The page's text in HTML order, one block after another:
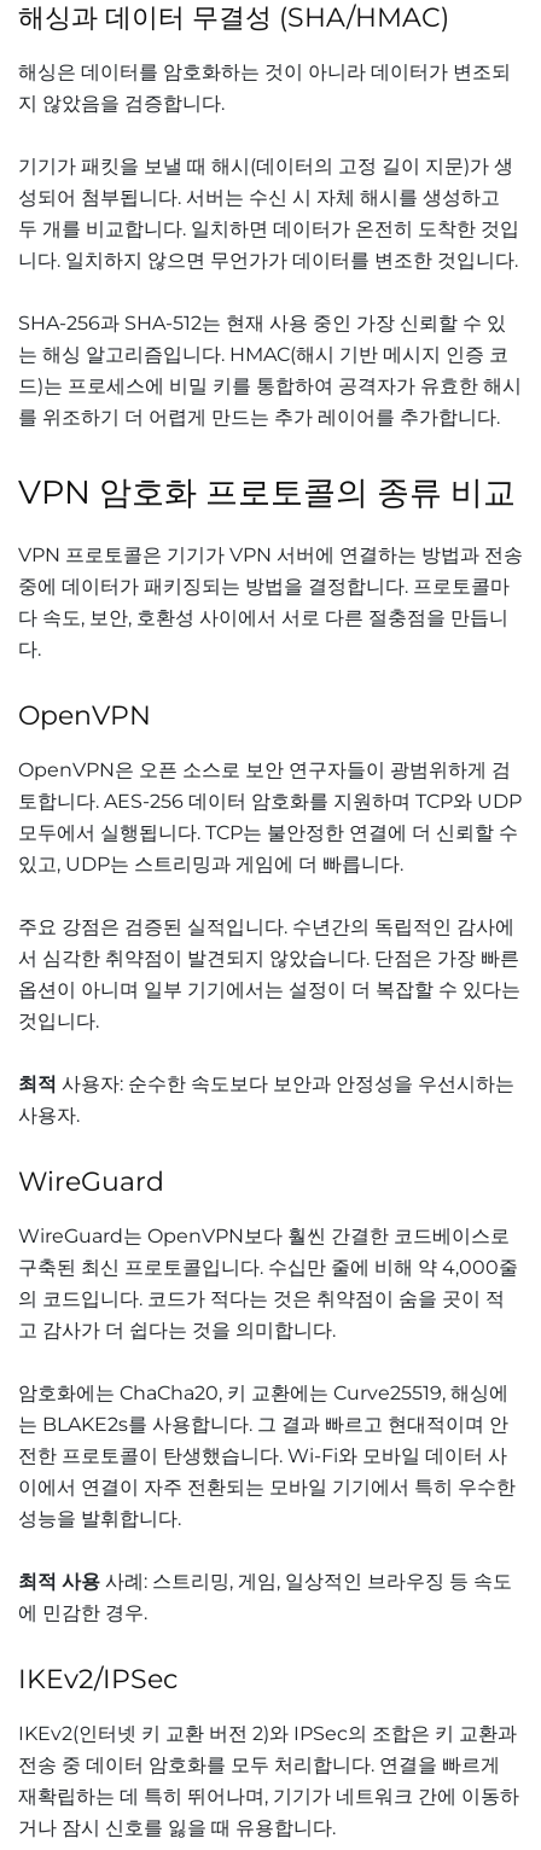
해싱과 데이터 무결성 (SHA/HMAC)
해싱은 데이터를 암호화하는 것이 아니라 데이터가 변조되
지 않았음을 검증합니다.
기기가 패킷을 보낼 때 해시(데이터의 고정 길이 지문)가 생
성되어 첨부됩니다. 서버는 수신 시 자체 해시를 생성하고
두 개를 비교합니다. 일치하면 데이터가 온전히 도착한 것입
니다. 일치하지 않으면 무언가가 데이터를 변조한 것입니다.
SHA-256과 SHA-512는 현재 사용 중인 가장 신뢰할 수 있
는 해싱 알고리즘입니다. HMAC(해시 기반 메시지 인증 코
드)는 프로세스에 비밀 키를 통합하여 공격자가 유효한 해시
를 위조하기 더 어렵게 만드는 추가 레이어를 추가합니다.
VPN 암호화 프로토콜의 종류 비교
VPN 프로토콜은 기기가 VPN 서버에 연결하는 방법과 전송
중에 데이터가 패키징되는 방법을 결정합니다. 프로토콜마
다 속도, 보안, 호환성 사이에서 서로 다른 절충점을 만듭니
다.
OpenVPN
OpenVPN은 오픈 소스로 보안 연구자들이 광범위하게 검
토합니다. AES-256 데이터 암호화를 지원하며 TCP와 UDP
모두에서 실행됩니다. TCP는 불안정한 연결에 더 신뢰할 수
있고, UDP는 스트리밍과 게임에 더 빠릅니다.
주요 강점은 검증된 실적입니다. 수년간의 독립적인 감사에
서 심각한 취약점이 발견되지 않았습니다. 단점은 가장 빠른
옵션이 아니며 일부 기기에서는 설정이 더 복잡할 수 있다는
것입니다.
최적 사용자: 순수한 속도보다 보안과 안정성을 우선시하는
사용자.
WireGuard
WireGuard는 OpenVPN보다 훨씬 간결한 코드베이스로
구축된 최신 프로토콜입니다. 수십만 줄에 비해 약 4,000줄
의 코드입니다. 코드가 적다는 것은 취약점이 숨을 곳이 적
고 감사가 더 쉽다는 것을 의미합니다.
암호화에는 ChaCha20, 키 교환에는 Curve25519, 해싱에
는 BLAKE2s를 사용합니다. 그 결과 빠르고 현대적이며 안
전한 프로토콜이 탄생했습니다. Wi-Fi와 모바일 데이터 사
이에서 연결이 자주 전환되는 모바일 기기에서 특히 우수한
성능을 발휘합니다.
최적 사용 사례: 스트리밍, 게임, 일상적인 브라우징 등 속도
에 민감한 경우.
IKEv2/IPSec
IKEv2(인터넷 키 교환 버전 2)와 IPSec의 조합은 키 교환과
전송 중 데이터 암호화를 모두 처리합니다. 연결을 빠르게
재확립하는 데 특히 뛰어나며, 기기가 네트워크 간에 이동하
거나 잠시 신호를 잃을 때 유용합니다.